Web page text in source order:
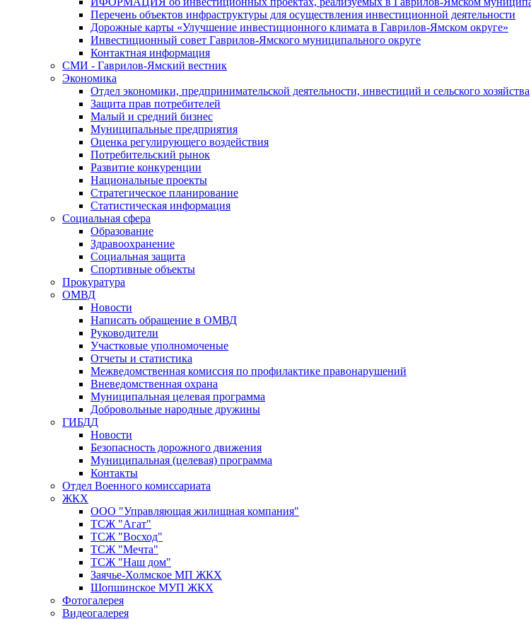
Перечень объектов инфраструктуры для осуществления инвестиционной деятельности
Дорожные карты «Улучшение инвестиционного климата в Гаврилов-Ямском округе»
Инвестиционный совет Гаврилов-Ямского муниципального округе
Контактная информация
СМИ - Гаврилов-Ямский вестник
Экономика
Отдел экономики, предпринимательской деятельности, инвестиций и сельского хозяйства
Защита прав потребителей
Малый и средний бизнес
Муниципальные предприятия
Оценка регулирующего воздействия
Потребительский рынок
Развитие конкуренции
Национальные проекты
Стратегическое планирование
Статистическая информация
Социальная сфера
Образование
Здравоохранение
Социальная защита
Спортивные объекты
Прокуратура
ОМВД
Новости
Написать обращение в ОМВД
Руководители
Участковые уполномоченые
Отчеты и статистика
Межведомственная комиссия по профилактике правонарушений
Вневедомственная охрана
Муниципальная целевая программа
Добровольные народные дружины
ГИБДД
Новости
Безопасность дорожного движения
Муниципальная (целевая) программа
Контакты
Отдел Военного комиссариата
ЖКХ
ООО "Управляющая жилищная компания"
ТСЖ "Агат"
ТСЖ "Восход"
ТСЖ "Мечта"
ТСЖ "Наш дом"
Заячье-Холмское МП ЖКХ
Шопшинское МУП ЖКХ
Фотогалерея
Видеогалерея